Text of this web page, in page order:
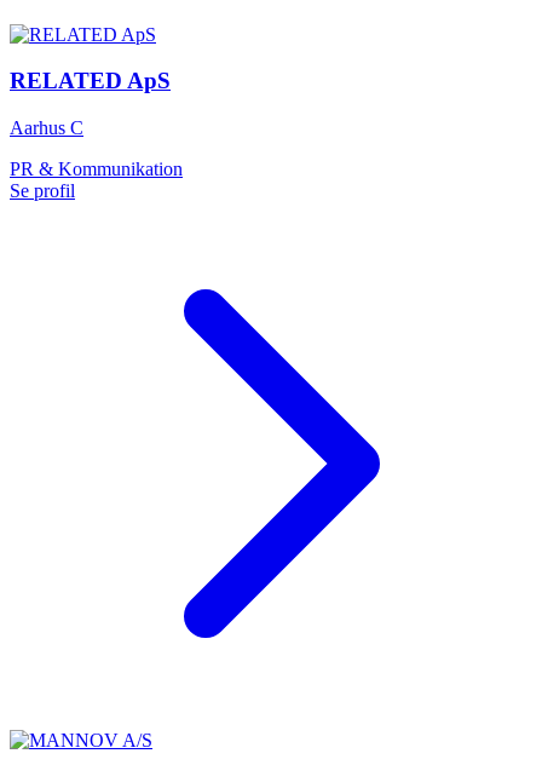
RELATED ApS
Aarhus C
PR & Kommunikation
Se profil